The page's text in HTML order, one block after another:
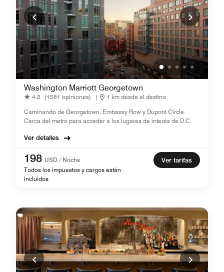
Washington Marriott Georgetown
4.2 (1581 opiniones) |
1 km desde el destino
Caminando de Georgetown, Embassy Row y Dupont Circle.
Cerca del metro para acceder a los lugares de interés de D.C.
Ver detalles
198 USD / Noche
Todos los impuestos y cargos están
incluidos
Ver tarifas